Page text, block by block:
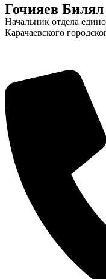
Гочияев
Начальник отдела
Карачаевского